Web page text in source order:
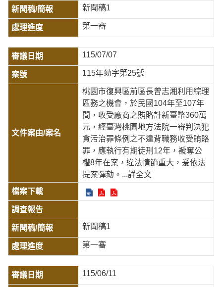
新聞稿1
第一審
115/07/07
115年劾字第25號
桃園市復興區前區長曾志湘利用綜理
區務之機會，於民國104年至107年
間，收受廠商之賄賂計新臺幣360萬
元，經臺灣桃園地方法院一審判決犯
貪污治罪條例之不違背職務收受賄賂
罪，應執行有期徒刑12年，褫奪公
權8年在案，違法情節重大，爰依法
提案彈劾。 ...詳全文
新聞稿1
第一審
115/06/11